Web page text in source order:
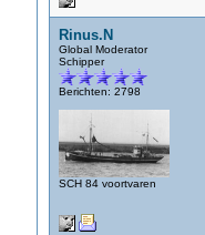
Rinus.N
Global Moderator
Schipper
Berichten: 2798
SCH 84 voortvaren